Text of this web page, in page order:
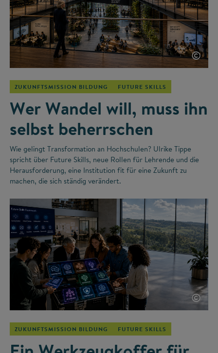
©
ZUKUNFTSMISSION BILDUNG FUTURE SKILLS
Wer Wandel will, muss ihn
selbst beherrschen
Wie gelingt Transformation an Hochschulen? Ulrike Tippe
spricht über Future Skills, neue Rollen für Lehrende und die
Herausforderung, eine Institution fit für eine Zukunft zu
machen, die sich ständig verändert.
©
ZUKUNFTSMISSION BILDUNG FUTURE SKILLS